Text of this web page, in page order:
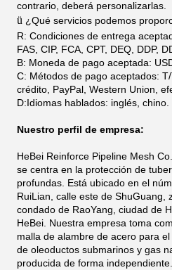
contrario, deberá personalizarlas.
ü ¿Qué servicios podemos
R: Condiciones de entrega
FAS, CIP, FCA, CPT, DEQ, DDP,
B: Moneda de pago aceptada:
C: Métodos de pago aceptados:
crédito, PayPal, Western Union,
D:Idiomas hablados: inglés, chino.
Nuestro perfil de empresa:
HeBei Reinforce Pipeline Mesh
se centra en la protección de
profundas. Está ubicado en el
RuiLian, calle este de ShuGuang,
condado de RaoYang, ciudad de
HeBei. Nuestra empresa toma
malla de alambre de acero para
de oleoductos submarinos y gas
producida de forma